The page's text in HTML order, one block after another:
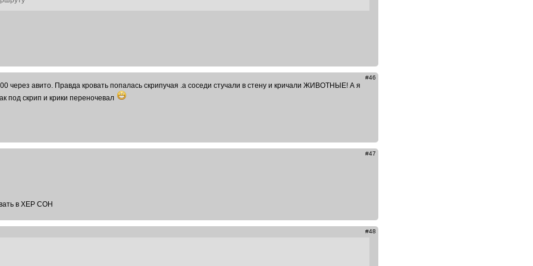
#46
через авито. Правда кровать попалась скрипучая .а соседи стучали в стену и кричали ЖИВОТНЫЕ! А я
под скрип и крики переночевал
#47
в ХЕР СОН
#48